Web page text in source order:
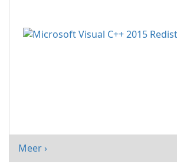
Meer ›